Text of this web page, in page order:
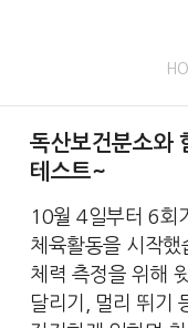
독산보건분소와
테스트~
10월 4일부터 6회
체육활동을 시작
체력 측정을 위해
달리기, 멀리 뛰기